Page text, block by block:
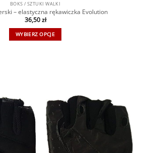
BOKS / SZTUKI WALKI
– elastyczna rękawiczka Evolution
36,50zł
WYBIERZ OPCJE